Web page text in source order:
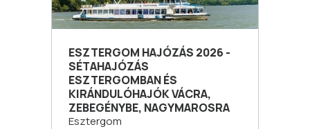
ESZTERGOM HAJÓZÁS 2026 -
SÉTAHAJÓZÁS
ESZTERGOMBAN ÉS
KIRÁNDULÓHAJÓK VÁCRA,
ZEBEGÉNYBE, NAGYMAROSRA
Esztergom